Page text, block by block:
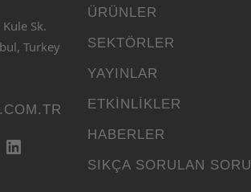
Sk.
Turkey
ÜRÜNLER
SEKTÖRLER
YAYINLAR
ETKINLIKLER
HABERLER
SIKÇA SORULAN